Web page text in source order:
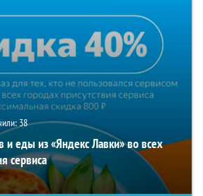
38
и еды из «Яндекс Лавки» во всех
сервиса